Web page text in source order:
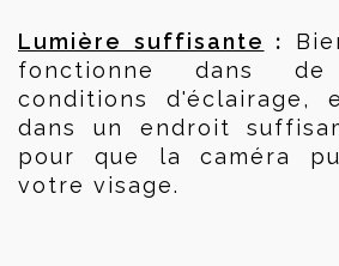
Lumière suffisante :
fonctionne dans de
conditions d'éclairage,
dans un endroit
pour que la caméra
votre visage.